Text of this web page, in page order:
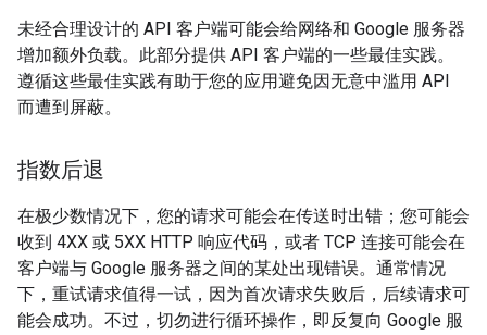
未经合理设计的 API 客户端可能会给网络和 Google 服务器
增加额外负载。此部分提供 API 客户端的一些最佳实践。
遵循这些最佳实践有助于您的应用避免因无意中滥用 API
而遭到屏蔽。
指数后退
在极少数情况下，您的请求可能会在传送时出错；您可能会
收到 4XX 或 5XX HTTP 响应代码，或者 TCP 连接可能会在
客户端与 Google 服务器之间的某处出现错误。通常情况
下，重试请求值得一试，因为首次请求失败后，后续请求可
能会成功。不过，切勿进行循环操作，即反复向 Google 服